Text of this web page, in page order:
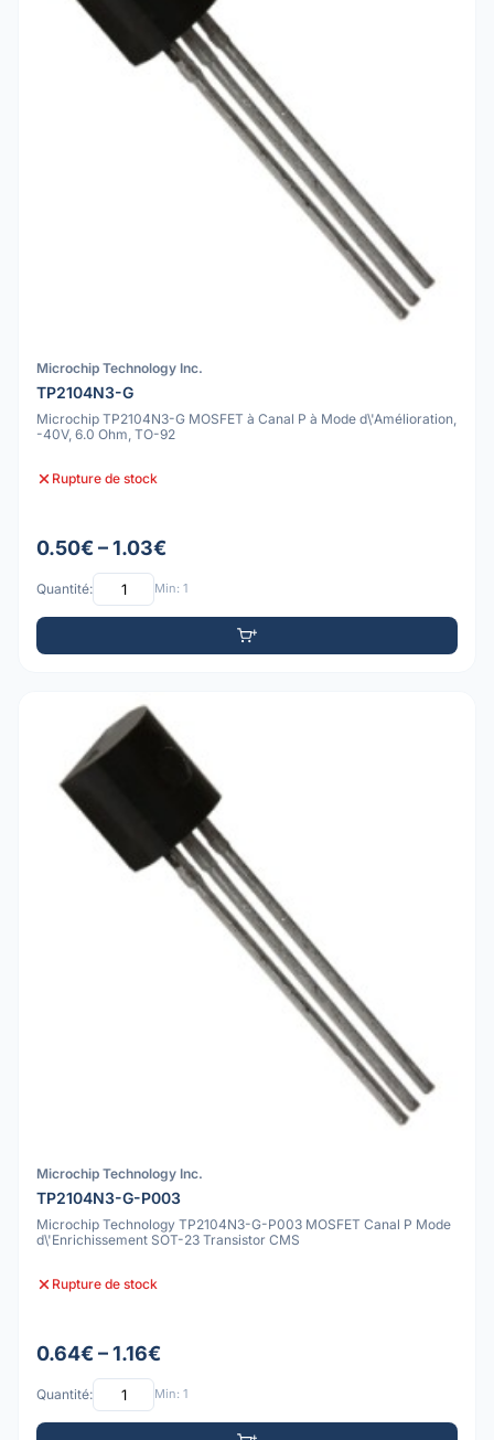
Microchip Technology Inc.
TP2104N3-G
Microchip TP2104N3-G MOSFET à Canal P à Mode d\'Amélioration,
-40V, 6.0 Ohm, TO-92
Rupture de stock
0.50€ – 1.03€
Quantité: Min: 1
Microchip Technology Inc.
TP2104N3-G-P003
Microchip Technology TP2104N3-G-P003 MOSFET Canal P Mode
d\'Enrichissement SOT-23 Transistor CMS
Rupture de stock
0.64€ – 1.16€
Quantité: Min: 1